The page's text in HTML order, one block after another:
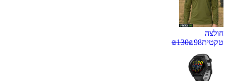
חולצה
טקטית
₪98
₪130